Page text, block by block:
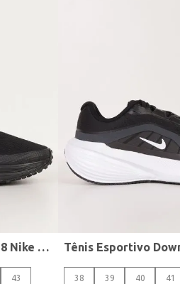
Tênis Esportivo Revolution 8 Nike Masculino PRETO
43 38 39 40 41